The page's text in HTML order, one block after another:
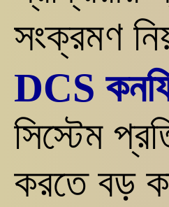
সংক্রমণ
DCS
সিস্টেম
করতে বড়